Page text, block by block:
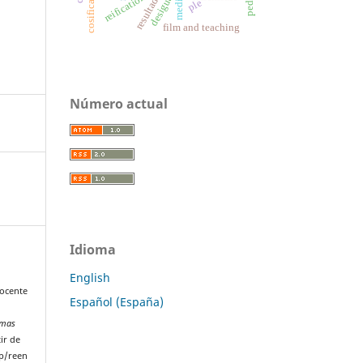
de
reen
reification media
film and teaching
ple
Número actual
Idioma
English
Español (España)